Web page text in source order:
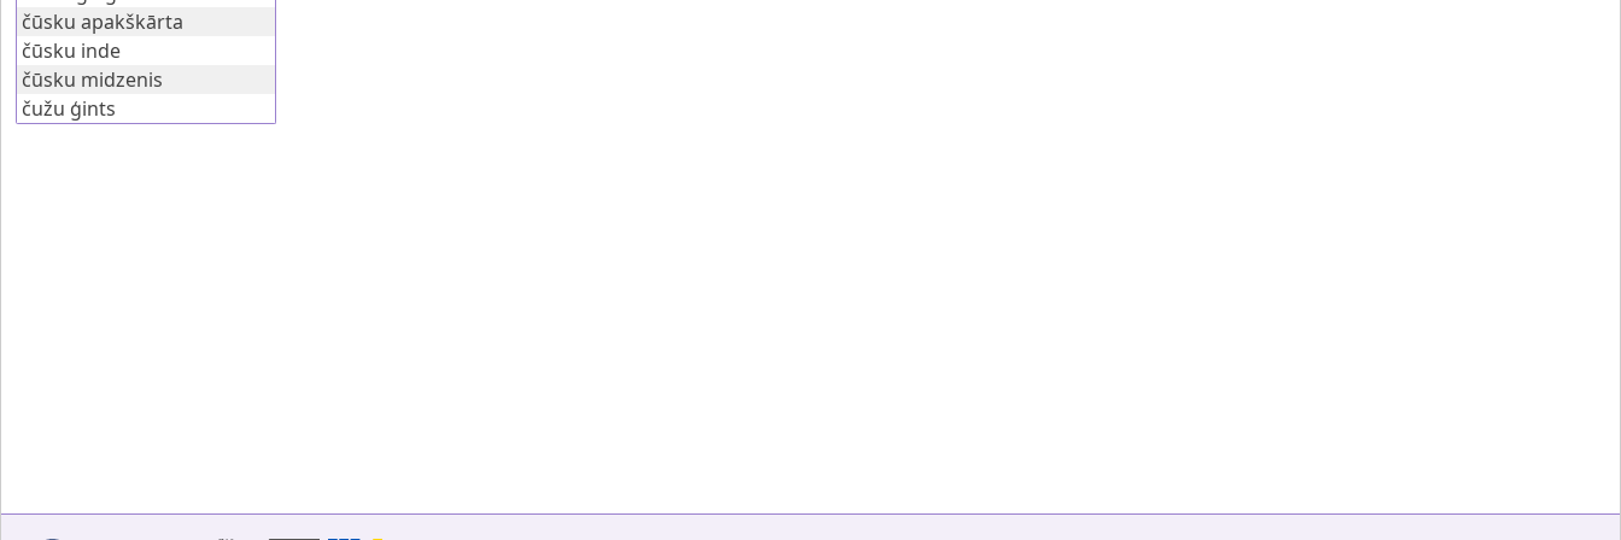
čūsku apakškārta
čūsku inde
čūsku midzenis
čužu ģints